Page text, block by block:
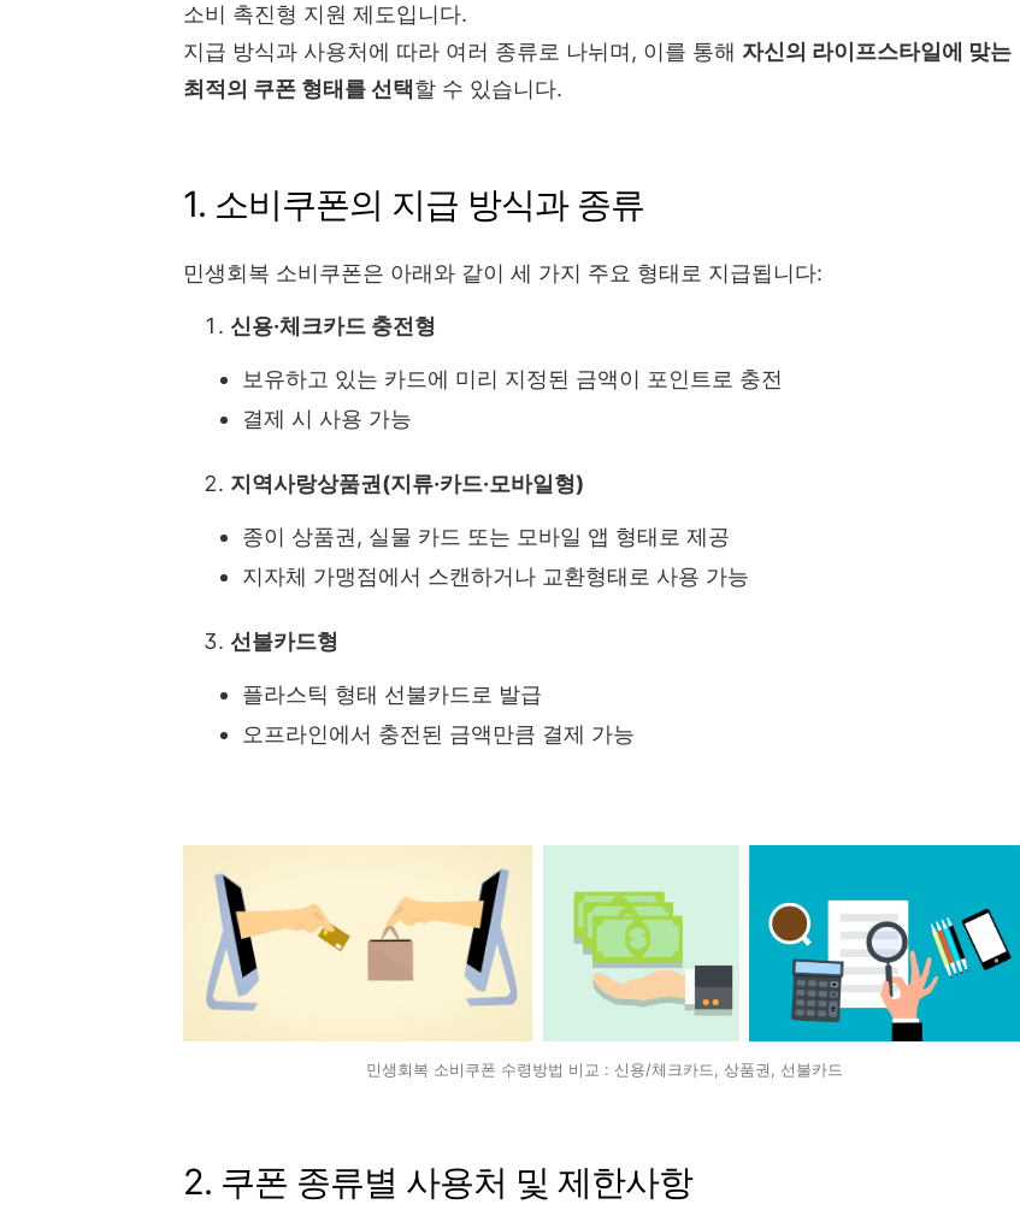
소비 촉진형 지원 제도입니다.
지급 방식과 사용처에 따라 여러 종류로 나뉘며, 이를 통해 자신의 라이프스타일에 맞는
최적의 쿠폰 형태를 선택할 수 있습니다.
1. 소비쿠폰의 지급 방식과 종류
민생회복 소비쿠폰은 아래와 같이 세 가지 주요 형태로 지급됩니다:
신용·체크카드 충전형
보유하고 있는 카드에 미리 지정된 금액이 포인트로 충전
결제 시 사용 가능
지역사랑상품권(지류·카드·모바일형)
종이 상품권, 실물 카드 또는 모바일 앱 형태로 제공
지자체 가맹점에서 스캔하거나 교환형태로 사용 가능
선불카드형
플라스틱 형태 선불카드로 발급
오프라인에서 충전된 금액만큼 결제 가능
민생회복 소비쿠폰 수령방법 비교 : 신용/체크카드, 상품권, 선불카드
2. 쿠폰 종류별 사용처 및 제한사항